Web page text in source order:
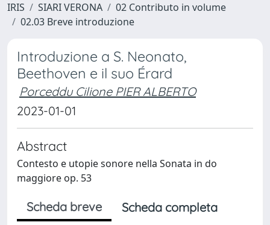
IRIS SIARI VERONA
02 Contributo in volume
02.03 Breve introduzione
Introduzione a S. Neonato,
Beethoven e il suo Érard
Porceddu Cilione PIER ALBERTO
2023-01-01
Abstract
Contesto e utopie sonore nella Sonata in do
maggiore op. 53
Scheda breve
Scheda completa